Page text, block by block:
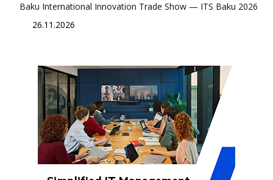
Baku International Innovation Trade Show — ITS Baku 2026
26.11.2026